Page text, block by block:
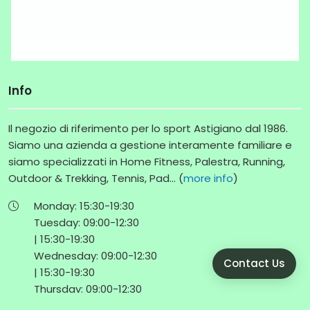
Contact Us
Info
Il negozio di riferimento per lo sport Astigiano dal 1986.
Siamo una azienda a gestione interamente familiare e
siamo specializzati in Home Fitness, Palestra, Running,
Outdoor & Trekking, Tennis, Pad... (more info)
Monday:15:30-19:30
Tuesday:09:00-12:30
|15:30-19:30
Wednesday:09:00-12:30
|15:30-19:30
Thursday:09:00-12:30